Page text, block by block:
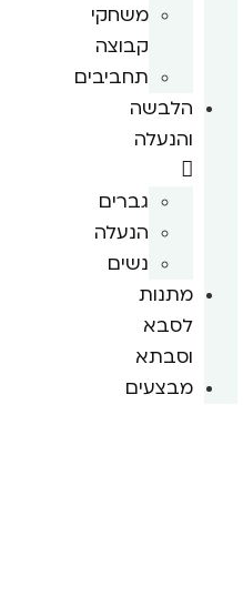
משחקי
קבוצה
תחביבים
הלבשה
והנעלה
גברים
הנעלה
נשים
מתנות
לסבא
וסבתא
מבצעים